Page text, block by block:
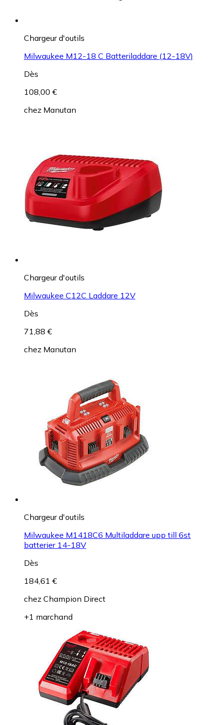
Chargeur d'outils
Milwaukee M12-18 C Batteriladdare (12-18V)
Dès
108,00 €
chez Manutan
Chargeur d'outils
Milwaukee C12C Laddare 12V
Dès
71,88 €
chez Manutan
Chargeur d'outils
Milwaukee M1418C6 Multiladdare upp till 6st
batterier 14-18V
Dès
184,61 €
chez Champion Direct
+1 marchand